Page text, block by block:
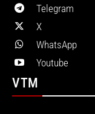
Telegram
X
WhatsApp
Youtube
VTM